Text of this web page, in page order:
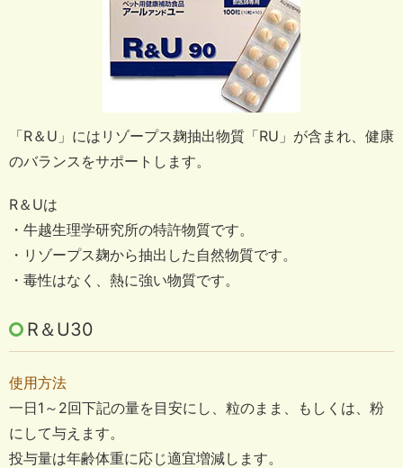
「R＆U」にはリゾープス麹抽出物質「RU」が含まれ、健康
のバランスをサポートします。
R＆Uは
・牛越生理学研究所の特許物質です。
・リゾープス麹から抽出した自然物質です。
・毒性はなく、熱に強い物質です。
R＆U30
使用方法
一日1～2回下記の量を目安にし、粒のまま、もしくは、粉
にして与えます。
投与量は年齢体重に応じ適宜増減します。